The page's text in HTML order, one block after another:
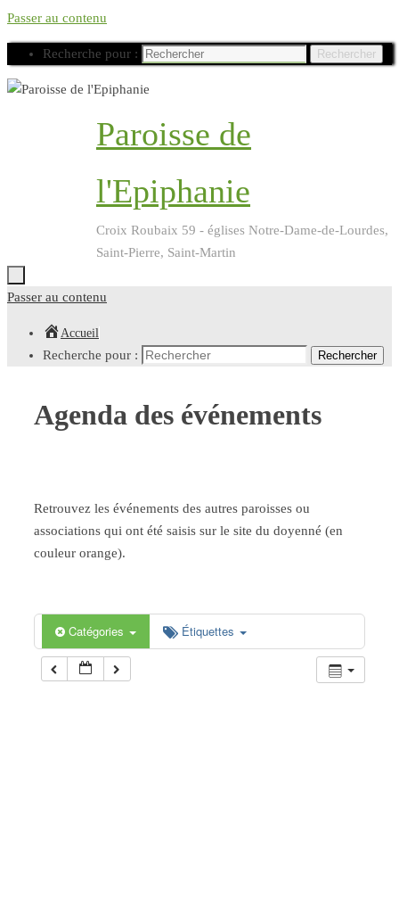
Passer au contenu
Recherche pour : Rechercher
Paroisse de
l'Epiphanie
Croix Roubaix 59 - églises Notre-Dame-de-Lourdes,
Saint-Pierre, Saint-Martin
Passer au contenu
Accueil
Recherche pour : Rechercher
Agenda des événements
Retrouvez les événements des autres paroisses ou
associations qui ont été saisis sur le site du doyenné (en
couleur orange).
Catégories Étiquettes